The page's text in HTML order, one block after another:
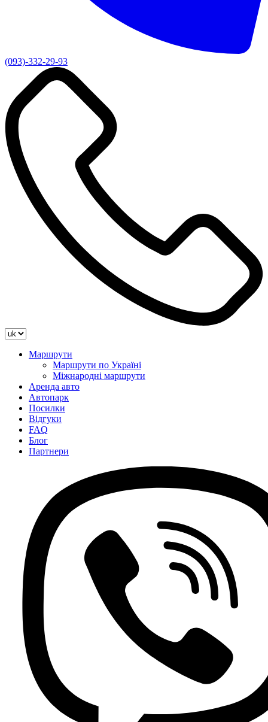
(093)-332-29-93
Маршрути
Маршрути по Україні
Міжнародні маршрути
Аренда авто
Автопарк
Посилки
Відгуки
FAQ
Блог
Партнери